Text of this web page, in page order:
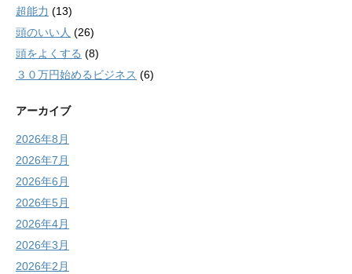
超能力 (13)
頭のいい人 (26)
頭をよくする (8)
３０万円始めるビジネス (6)
アーカイブ
2026年8月
2026年7月
2026年6月
2026年5月
2026年4月
2026年3月
2026年2月